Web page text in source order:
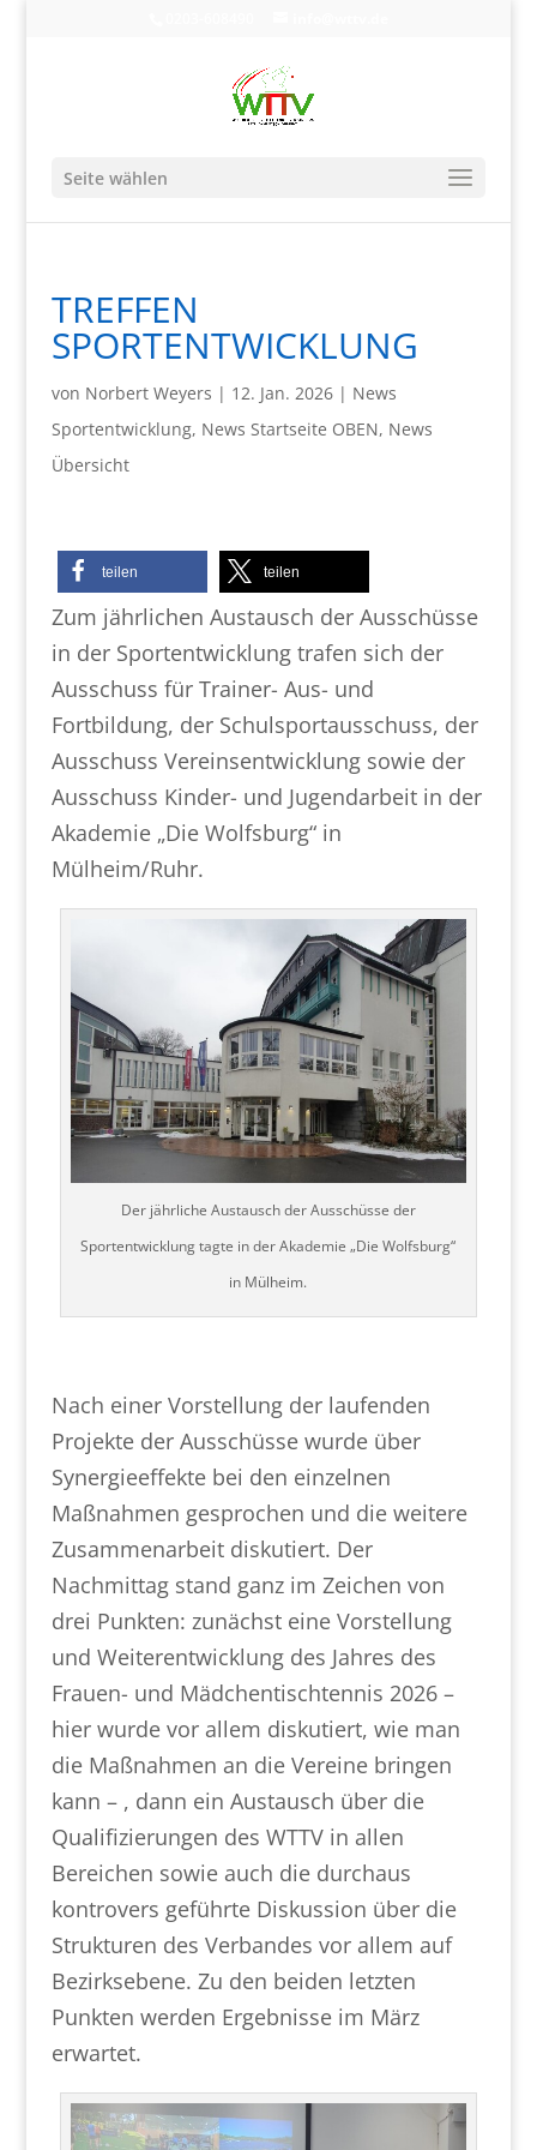
Seite wählen
TREFFEN
SPORTENTWICKLUNG
von Norbert Weyers | 12. Jan. 2026| News
Sportentwicklung, News Startseite OBEN, News
Übersicht
teilen teilen
Zum jährlichen Austausch der Ausschüsse
in der Sportentwicklung trafen sich der
Ausschuss für Trainer- Aus- und
Fortbildung, der Schulsportausschuss, der
Ausschuss Vereinsentwicklung sowie der
Ausschuss Kinder- und Jugendarbeit in der
Akademie „Die Wolfsburg“ in
Mülheim/Ruhr.
Der jährliche Austausch der Ausschüsse der
Sportentwicklung tagte in der Akademie „Die Wolfsburg“
in Mülheim.
Nach einer Vorstellung der laufenden
Projekte der Ausschüsse wurde über
Synergieeffekte bei den einzelnen
Maßnahmen gesprochen und die weitere
Zusammenarbeit diskutiert. Der
Nachmittag stand ganz im Zeichen von
drei Punkten: zunächst eine Vorstellung
und Weiterentwicklung des Jahres des
Frauen- und Mädchentischtennis 2026 –
hier wurde vor allem diskutiert, wie man
die Maßnahmen an die Vereine bringen
kann – , dann ein Austausch über die
Qualifizierungen des WTTV in allen
Bereichen sowie auch die durchaus
kontrovers geführte Diskussion über die
Strukturen des Verbandes vor allem auf
Bezirksebene. Zu den beiden letzten
Punkten werden Ergebnisse im März
erwartet.